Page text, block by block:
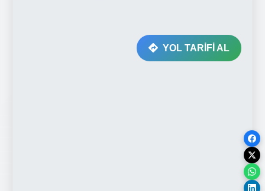
YOL TARİFİ AL